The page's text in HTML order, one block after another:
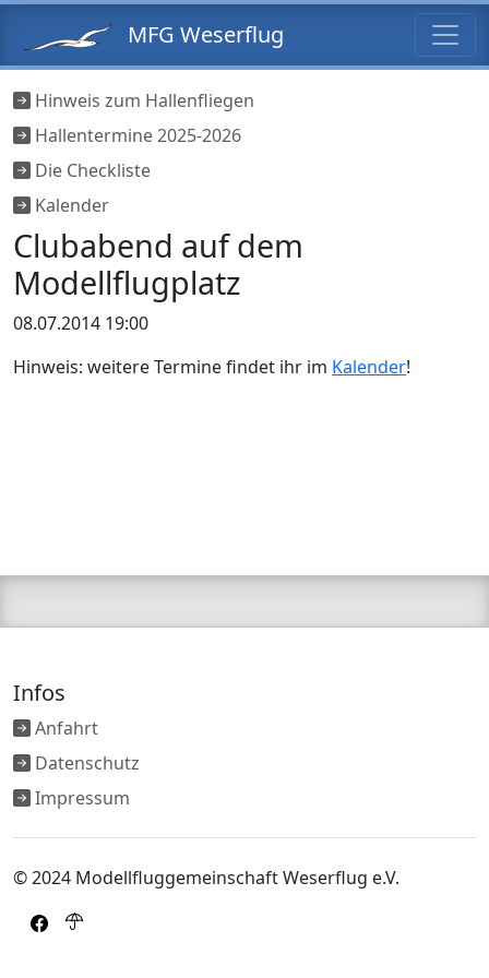
MFG Weserflug
Clubabend auf dem
Modellflugplatz
08.07.2014 19:00
Hinweis: weitere Termine findet ihr im Kalender!
Hinweis zum Hallenfliegen
Hallentermine 2025-2026
Die Checkliste
Kalender
Infos
Anfahrt
Datenschutz
Impressum
© 2024 Modellfluggemeinschaft Weserflug e.V.